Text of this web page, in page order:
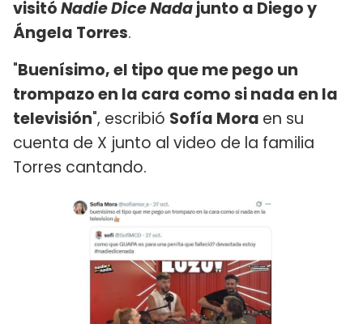
visitóNadie Dice Nadajunto a Diego y
Ángela Torres.
"Buenísimo, el tipo que me pego un
trompazo en la cara como si nada en la
televisión", escribió Sofía Mora en su
cuenta de X junto al video de la familia
Torres cantando.